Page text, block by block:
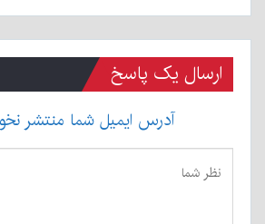
ارسال یک پاسخ
آدرس ایمیل شما منتشر